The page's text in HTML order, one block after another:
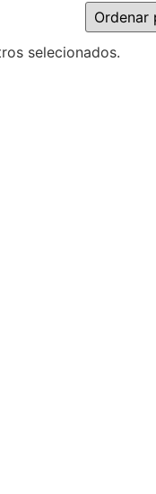
selecionados.